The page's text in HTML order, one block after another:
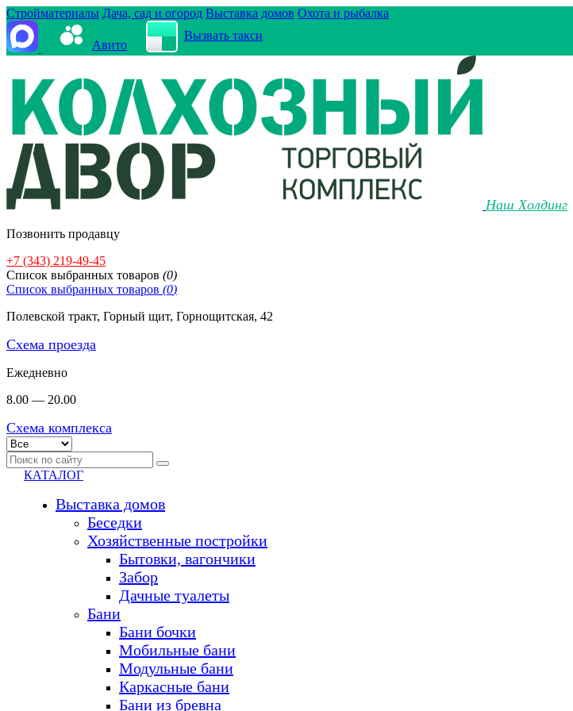
Стройматериалы Дача, сад и огород Выставка домов Охота и рыбалка
Авито
Вызвать такси
Наш Холдинг
Позвонить продавцу
+7 (343) 219-49-45
Cписок выбранных товаров (0)
Cписок выбранных товаров (0)
Полевской тракт, Горный щит, Горнощитская, 42
Схема проезда
Ежедневно
8.00 — 20.00
Схема комплекса
КАТАЛОГ
Выставка домов
Беседки
Хозяйственные постройки
Бытовки, вагончики
Забор
Дачные туалеты
Бани
Бани бочки
Мобильные бани
Модульные бани
Каркасные бани
Бани из бревна